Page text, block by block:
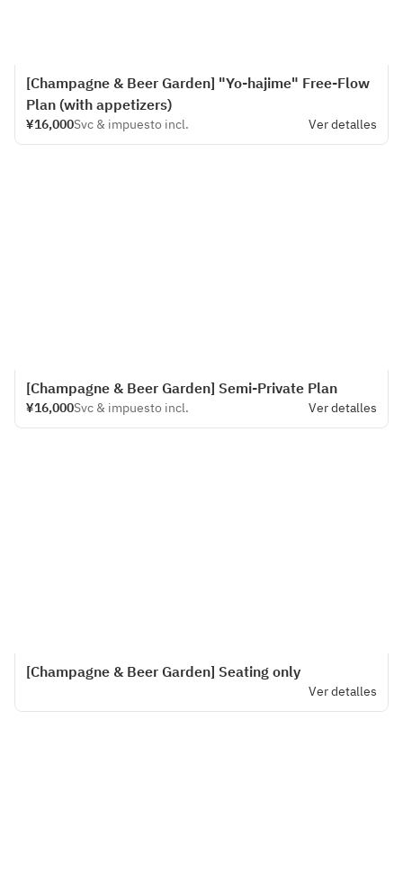
[Champagne & Beer Garden] "Yo-hajime" Free-Flow
Plan (with appetizers)
¥16,000Svc & impuesto incl. Ver detalles
[Champagne & Beer Garden] Semi-Private Plan
¥16,000Svc & impuesto incl. Ver detalles
[Champagne & Beer Garden] Seating only
Ver detalles